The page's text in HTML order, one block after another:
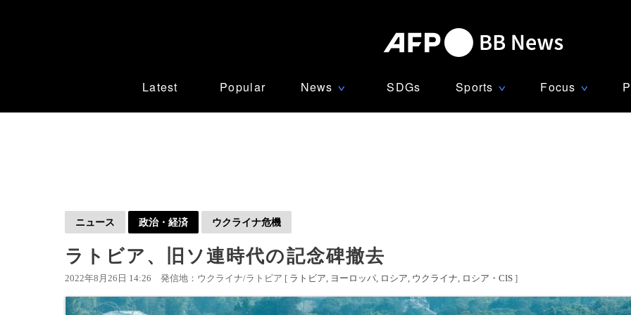
Latest Popular News ∨ SDGs Sports ∨ Focus ∨
ニュース 政治・経済 ウクライナ危機
ラトビア、旧ソ連時代の記念碑撤去
2022年8月26日 14:26 発信地：ウクライナ/ラトビア [ ラトビア ヨーロッパ ロシア ウクライナ ロシア・CIS ]